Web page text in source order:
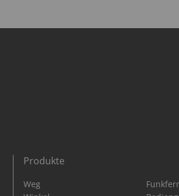
Produkte
Navigation
überspringen
Weg